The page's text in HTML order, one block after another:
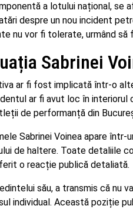
a lotului național, se
despre un nou incident
nu vor fi tolerate, urmând să
Sabrinei
ar fi fost implicată într-o
ar fi avut loc în interiorul
de performanță din
Sabrinei Voinea apare
de haltere. Toate detaliile
o reacție publică detaliată.
său, a transmis că nu
individual. Această poziție